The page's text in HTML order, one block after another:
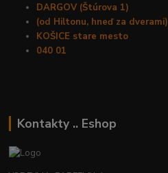
DARGOV (Štúrova 1)
(od Hiltonu, hneď za dverami)
KOŠICE stare mesto
040 01
Kontakty .. Eshop